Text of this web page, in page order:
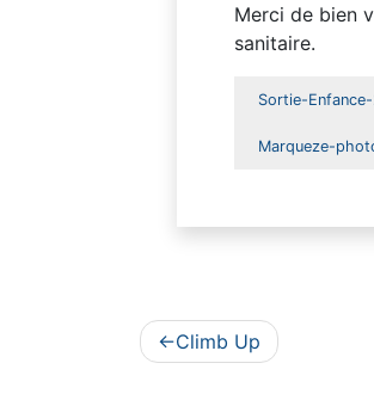
Merci de bien
sanitaire.
Sortie-
Marqueze-
Navigation
Climb Up